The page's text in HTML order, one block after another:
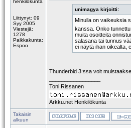
henkilökunta
Liittynyt: 09
Syy 2005
Viestejä:
1278
Paikkakunta:
Espoo
unimagya kirjoitti:
Minulla on vaikeuksia
kanssa. Onko
muita osoitteita
salasana tai tunnus
ei näytä ihan oikealta,
Thunderbid 3:ssa voit
Toni Rissanen
Arkku.net Henkilökunta
Takaisin
alkuun